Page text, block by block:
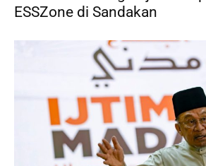
ESSZone di Sandakan